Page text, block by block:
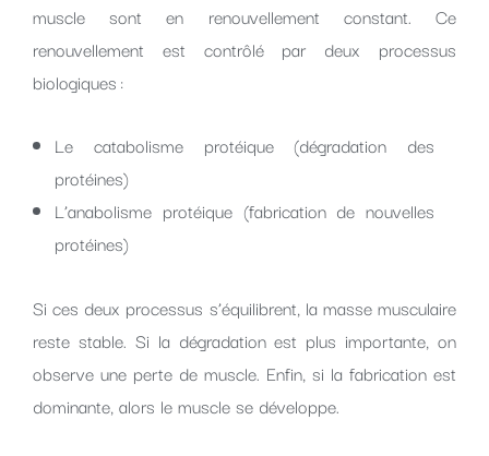
muscle sont en renouvellement constant. Ce
renouvellement est contrôlé par deux processus
biologiques :
Le catabolisme protéique (dégradation des
protéines)
L’anabolisme protéique (fabrication de nouvelles
protéines)
Si ces deux processus s’équilibrent, la masse musculaire
reste stable. Si la dégradation est plus importante, on
observe une perte de muscle. Enfin, si la fabrication est
dominante, alors le muscle se développe.